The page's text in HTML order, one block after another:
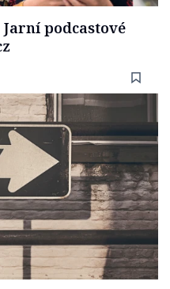
Jarní podcastové